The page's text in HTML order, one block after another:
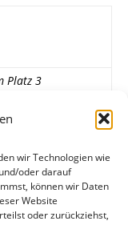
wir Technologien wie
oder darauf
können wir Daten
Website
oder zurückziehst,
Platz 3
Schäfer,
Fontana), Celik